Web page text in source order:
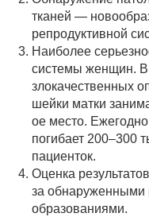
тканей —
репродуктивной
Наиболее
системы женщин. В
злокачественных
шейки матки
ое место.
погибает 200–300
пациенток.
Оценка
за обнаруженными
образованиями.